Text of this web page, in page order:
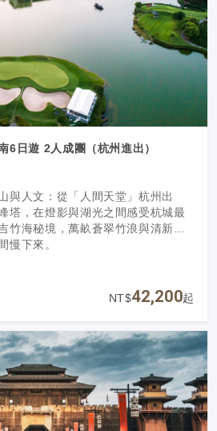
6日遊 2人成團（杭州進出）
與人文：從「人間天堂」杭州出
塔，在燈影與湖光之間感受杭城最
竹海秘境，萬畝蒼翠竹浪與清新負
慢下來。
NT$42,200起